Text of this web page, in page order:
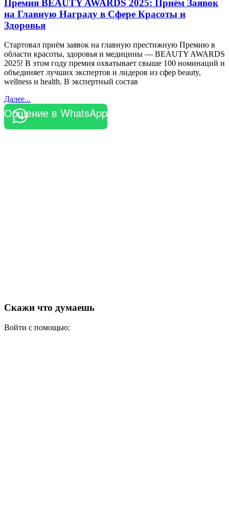
Премия BEAUTY AWARDS 2025: Приём Заявок
на Главную Награду в Сфере Красоты и
Здоровья
Стартовал приём заявок на главную престижную Премию в
области красоты, здоровья и медицины — BEAUTY AWARDS
2025! В этом году премия охватывает свыше 100 номинаций и
объединяет лучших экспертов и лидеров из сфер beauty,
wellness и health. В экспертный состав
Далее...
Общение в WhatsApp
Скажи что думаешь
Войти с помощью: